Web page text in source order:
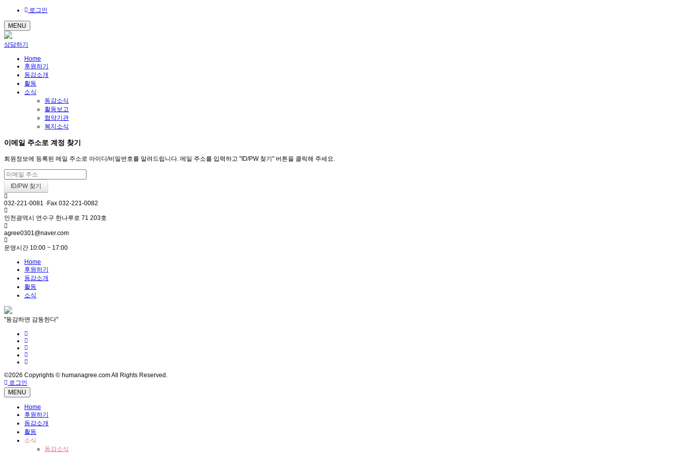
로그인
MENU
상담하기
Home
후원하기
동감소개
활동
소식
동감소식
활동보고
협약기관
복지소식
이메일 주소로 계정 찾기
회원정보에 등록된 메일 주소로 아이디/비밀번호를 알려드립니다. 메일 주소를 입력하고 "ID/PW 찾기" 버튼을 클릭해 주세요.
032-221-0081 ·Fax 032-221-0082
인천광역시 연수구 한나루로 71 203호
agree0301@naver.com
운영시간 10:00 ~ 17:00
Home
후원하기
동감소개
활동
소식
"동감하면 감동한다"
©2026 Copyrights © humanagree.com All Rights Reserved.
로그인
MENU
Home
후원하기
동감소개
활동
소식
동감소식